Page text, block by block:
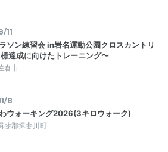
11
ソン練習会 in岩名運動公園クロスカントリ
達成に向けたトレーニング〜
倉市
8
ウォーキング2026(3キロウォーク)
斐郡揖斐川町